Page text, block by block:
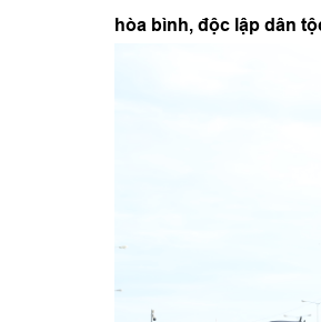
hòa bình, độc lập dân